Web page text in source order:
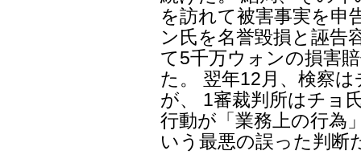
を訪れて被害事実を申
ン氏を名誉毀損と誣告
て5千万ウォンの損害
た。 翌年12月、検察
が、 1審裁判所はチョ
行動が「業務上の行為
いう最悪の誤った判断